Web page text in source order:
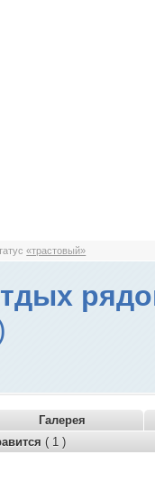
«трастовый»
Галерея
( 1 )